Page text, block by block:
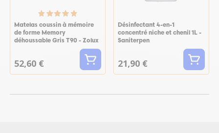
Matelas coussin à mémoire
de forme Memory
déhoussable Gris T90 - Zolux
52,60 €
Désinfectant 4-en-1
concentré niche et chenil 1L -
Saniterpen
21,90 €